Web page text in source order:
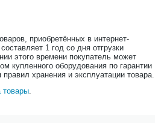
приобретённых в интернет-
1 год со дня отгрузки
этого времени покупатель может
купленного оборудования по гарантии
хранения и эксплуатации товара.
товары.